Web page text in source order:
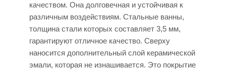
качеством. Она долговечная и устойчивая к
различным воздействиям. Стальные ванны,
толщина стали которых составляет 3,5 мм,
гарантируют отличное качество. Сверху
наносится дополнительный слой керамической
эмали, которая не изнашивается. Это покрытие